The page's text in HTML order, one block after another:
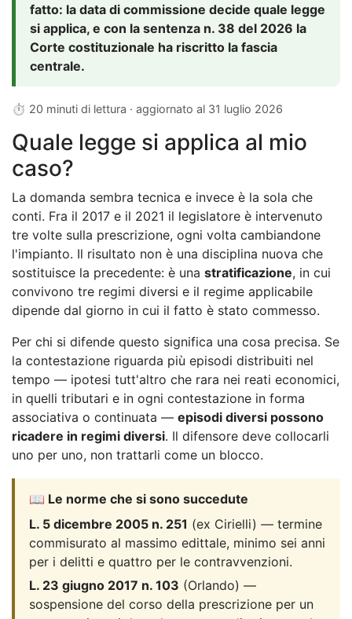
fatto: la data di commissione decide quale legge
si applica, e con la sentenza n. 38 del 2026 la
Corte costituzionale ha riscritto la fascia
centrale.
⏱ 20 minuti di lettura · aggiornato al 31 luglio 2026
Quale legge si applica al mio
caso?
La domanda sembra tecnica e invece è la sola che
conti. Fra il 2017 e il 2021 il legislatore è intervenuto
tre volte sulla prescrizione, ogni volta cambiandone
l'impianto. Il risultato non è una disciplina nuova che
sostituisce la precedente: è una stratificazione, in cui
convivono tre regimi diversi e il regime applicabile
dipende dal giorno in cui il fatto è stato commesso.
Per chi si difende questo significa una cosa precisa. Se
la contestazione riguarda più episodi distribuiti nel
tempo — ipotesi tutt'altro che rara nei reati economici,
in quelli tributari e in ogni contestazione in forma
associativa o continuata — episodi diversi possono
ricadere in regimi diversi. Il difensore deve collocarli
uno per uno, non trattarli come un blocco.
📖 Le norme che si sono succedute
L. 5 dicembre 2005 n. 251 (ex Cirielli) — termine
commisurato al massimo edittale, minimo sei anni
per i delitti e quattro per le contravvenzioni.
L. 23 giugno 2017 n. 103 (Orlando) —
sospensione del corso della prescrizione per un